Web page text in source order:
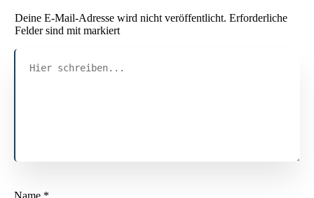
Deine E-Mail-Adresse wird nicht veröffentlicht. Erforderliche
Felder sind mit markiert
Name *